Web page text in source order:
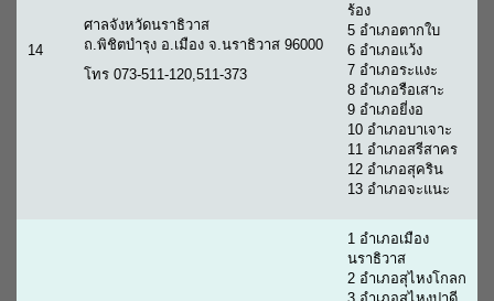
14
ศาลจังหวัดนราธิวาส
ถ.พิชิตบำรุง อ.เมือง จ.นราธิวาส 96000
โทร 073-511-120,511-373
ร้อง
5 อำเภอตากใบ
6 อำเภอแว้ง
7 อำเภอระแงะ
8 อำเภอรือเสาะ
9 อำเภอยี่งอ
10 อำเภอบาเจาะ
11 อำเภอสรีสาคร
12 อำเภอสุคริน
13 อำเภอจะแนะ
1 อำเภอเมือง
นราธิวาส
2 อำเภอสุไหงโกลก